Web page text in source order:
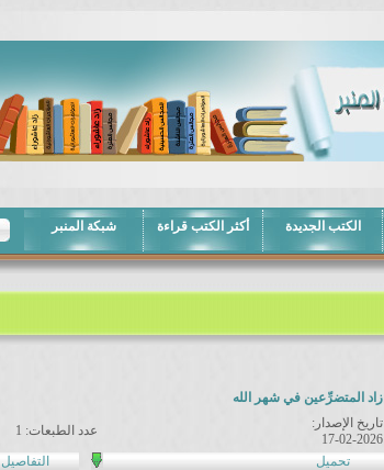
الكتب الجديدة أكثر الكتب قراءة شبكة المنبر
زاد المتضرِّعين في شهر الله
عدد الطبعات: 1
تاريخ الإصدار:
17-02-2026
تحميل
التفاصيل